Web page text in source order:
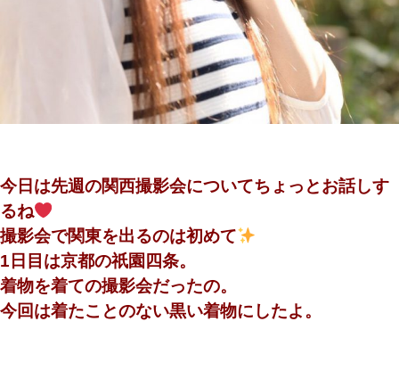
今日は先週の関西撮影会についてちょっとお話しす
るね
撮影会で関東を出るのは初めて
1日目は京都の祇園四条。
着物を着ての撮影会だったの。
今回は着たことのない黒い着物にしたよ。